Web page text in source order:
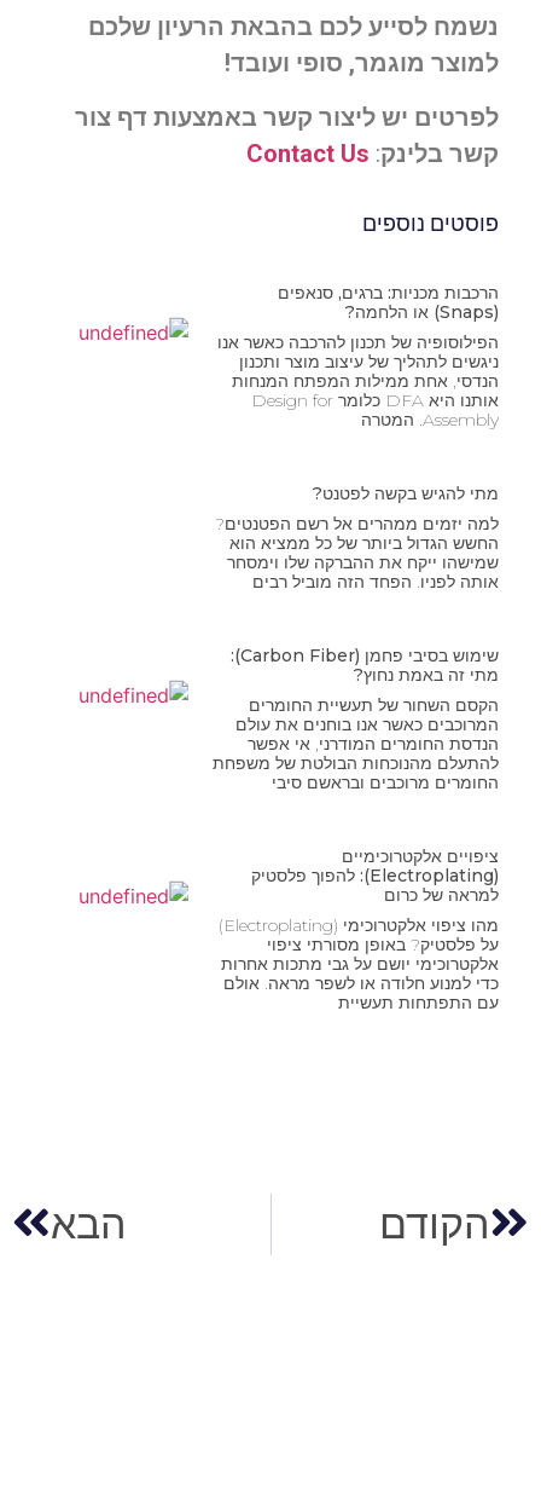
נשמח לסייע לכם בהבאת הרעיון שלכם
למוצר מוגמר, סופי ועובד!
לפרטים יש ליצור קשר באמצעות דף צור
קשר בלינק:
Contact Us
פוסטים נוספים
הרכבות מכניות: ברגים, סנאפים
(Snaps) או הלחמה?
הפילוסופיה של תכנון להרכבה כאשר אנו
ניגשים לתהליך של עיצוב מוצר ותכנון
הנדסי, אחת ממילות המפתח המנחות
אותנו היא DFA כלומר Design for
Assembly. המטרה
מתי להגיש בקשה לפטנט?
למה יזמים ממהרים אל רשם הפטנטים?
החשש הגדול ביותר של כל ממציא הוא
שמישהו ייקח את ההברקה שלו וימסחר
אותה לפניו. הפחד הזה מוביל רבים
שימוש בסיבי פחמן (Carbon Fiber):
מתי זה באמת נחוץ?
הקסם השחור של תעשיית החומרים
המרוכבים כאשר אנו בוחנים את עולם
הנדסת החומרים המודרני, אי אפשר
להתעלם מהנוכחות הבולטת של משפחת
החומרים מרוכבים ובראשם סיבי
ציפויים אלקטרוכימיים
(Electroplating): להפוך פלסטיק
למראה של כרום
מהו ציפוי אלקטרוכימי (Electroplating)
על פלסטיק? באופן מסורתי ציפוי
אלקטרוכימי יושם על גבי מתכות אחרות
כדי למנוע חלודה או לשפר מראה. אולם
עם התפתחות תעשיית
הקודם הבא